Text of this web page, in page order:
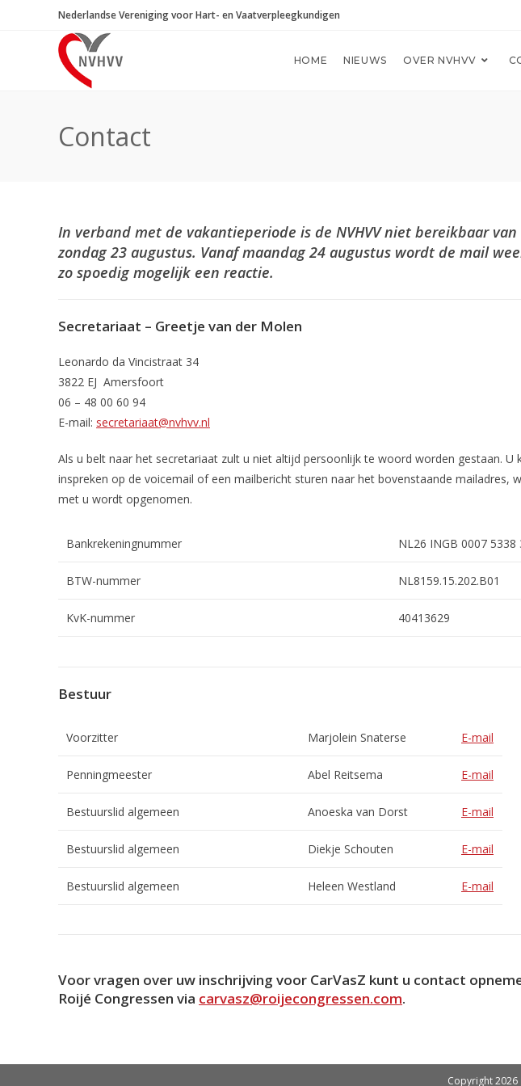
Nederlandse Vereniging voor Hart- en Vaatverpleegkundigen
HOME NIEUWS OVER NVHVV
Contact
In verband met de vakantieperiode is de NVHVV niet bereikbaar
zondag 23 augustus. Vanaf maandag 24 augustus wordt de mail
zo spoedig mogelijk een reactie.
Secretariaat – Greetje van der Molen
Leonardo da Vincistraat 34
3822 EJ Amersfoort
06 – 48 00 60 94
E-mail: secretariaat@nvhvv.nl
Als u belt naar het secretariaat zult u niet altijd persoonlijk te woord worden gestaan. U
inspreken op de voicemail of een mailbericht sturen naar het bovenstaande mailadres,
met u wordt opgenomen.
Bankrekeningnummer NL26 INGB 0007 5338
BTW-nummer NL8159.15.202.B01
KvK-nummer 40413629
Bestuur
Voorzitter Marjolein Snaterse E-mail
Penningmeester Abel Reitsema E-mail
Bestuurslid algemeen Anoeska van Dorst E-mail
Bestuurslid algemeen Diekje Schouten E-mail
Bestuurslid algemeen Heleen Westland E-mail
Voor vragen over uw inschrijving voor CarVasZ kunt u contact
Roijé Congressen via carvasz@roijecongressen.com.
Copyright 2026